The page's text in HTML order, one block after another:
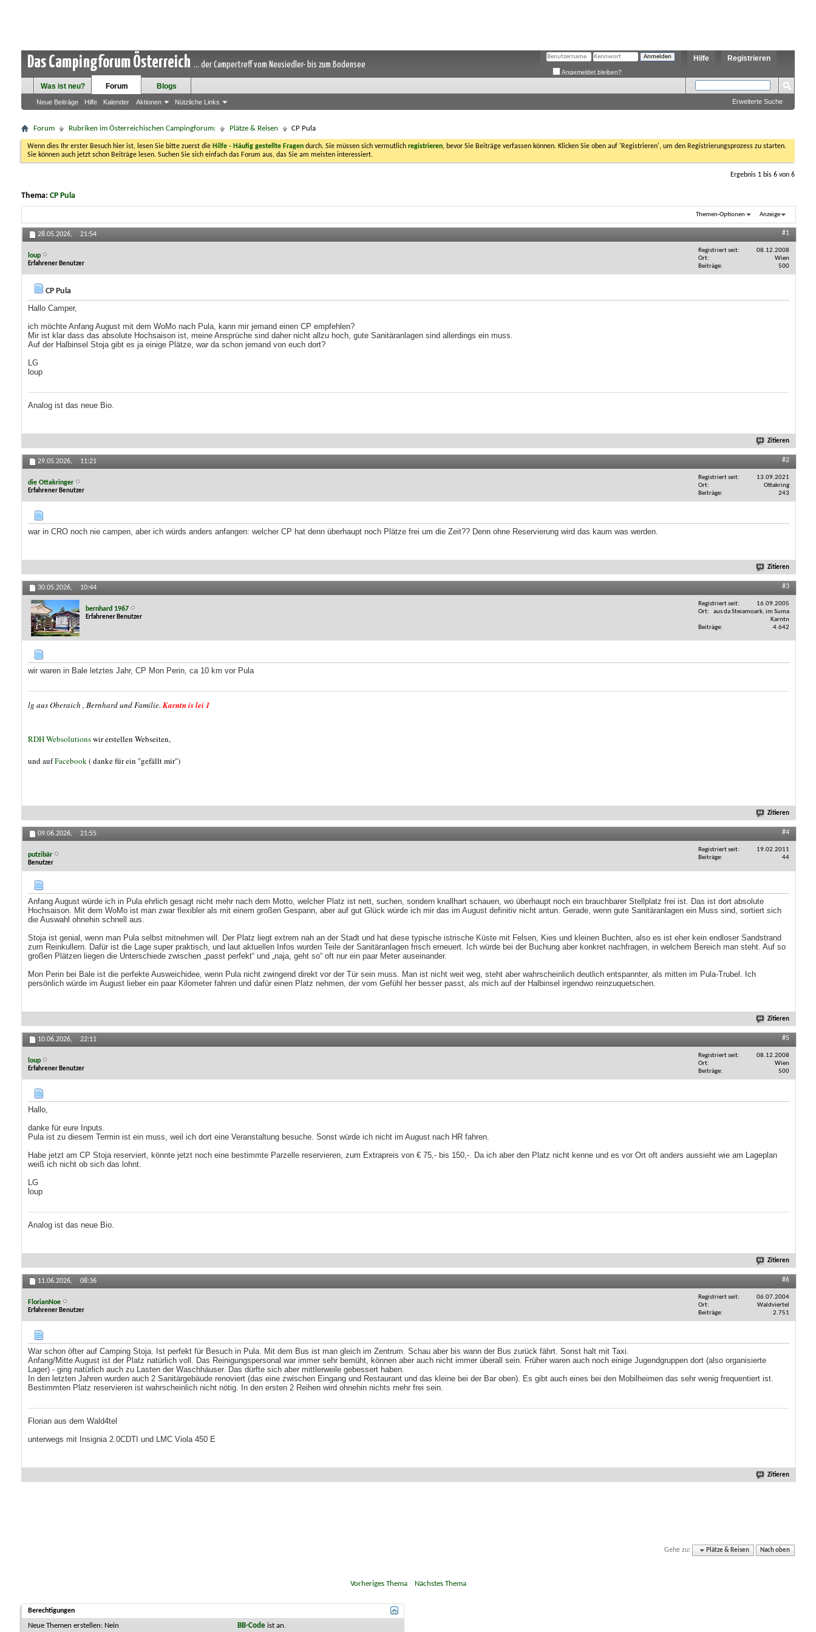
Das Campingforum Österreich ... der Campertreff vom Neusiedler- bis zum Bodensee
Registrieren
Hilfe
Angemeldet bleiben?
Was ist neu? Forum
Neue Beiträge Hilfe Kalender Aktionen Nützliche Links
Blogs
Erweiterte Suche
Forum Rubriken im Österreichischen Campingforum: Plätze & Reisen CP Pula
Wenn dies Ihr erster Besuch hier ist, lesen Sie bitte zuerst die Hilfe - Häufig gestellte Fragen durch. Sie müssen sich vermutlich registrieren, bevor Sie Beiträge verfassen können. Klicken Sie oben auf 'Registrieren', um den Registrierungsprozess zu starten.
Sie können auch jetzt schon Beiträge lesen. Suchen Sie sich einfach das Forum aus, das Sie am meisten interessiert.
Ergebnis 1 bis 6 von 6
Thema: CP Pula
Themen-Optionen Anzeige
28.05.2026, 21:54 #1
loup
Erfahrener Benutzer
Registriert seit
08.12.2008
Ort
Wien
Beiträge
500
CP Pula
Hallo Camper,
ich möchte Anfang August mit dem WoMo nach Pula, kann mir jemand einen CP empfehlen?
Mir ist klar dass das absolute Hochsaison ist, meine Ansprüche sind daher nicht allzu hoch, gute Sanitäranlagen sind allerdings ein muss.
Auf der Halbinsel Stoja gibt es ja einige Plätze, war da schon jemand von euch dort?
LG
loup
Analog ist das neue Bio.
Zitieren
29.05.2026, 11:21 #2
die Ottakringer
Erfahrener Benutzer
Registriert seit
13.09.2021
Ort
Ottakring
Beiträge
243
war in CRO noch nie campen, aber ich würds anders anfangen: welcher CP hat denn überhaupt noch Plätze frei um die Zeit?? Denn ohne Reservierung wird das kaum was werden.
Zitieren
30.05.2026, 10:44 #3
bernhard 1967
Erfahrener Benutzer
Registriert seit
16.09.2005
Ort
aus da Steiamoark, im Suma
Karntn
Beiträge
4.642
wir waren in Bale letztes Jahr, CP Mon Perin, ca 10 km vor Pula
lg aus Oberaich , Bernhard und Familie.Karntn is lei 1
RDH Websolutionswir erstellen Webseiten,
und aufFacebook( danke für ein "gefällt mir")
Zitieren
09.06.2026, 21:55 #4
putzibär
Benutzer
Registriert seit
19.02.2011
Beiträge
44
Anfang August würde ich in Pula ehrlich gesagt nicht mehr nach dem Motto, welcher Platz ist nett, suchen, sondern knallhart schauen, wo überhaupt noch ein brauchbarer Stellplatz frei ist. Das ist dort absolute
Hochsaison. Mit dem WoMo ist man zwar flexibler als mit einem großen Gespann, aber auf gut Glück würde ich mir das im August definitiv nicht antun. Gerade, wenn gute Sanitäranlagen ein Muss sind, sortiert sich
die Auswahl ohnehin schnell aus.
Stoja ist genial, wenn man Pula selbst mitnehmen will. Der Platz liegt extrem nah an der Stadt und hat diese typische istrische Küste mit Felsen, Kies und kleinen Buchten, also es ist eher kein endloser Sandstrand
zum Reinkullern. Dafür ist die Lage super praktisch, und laut aktuellen Infos wurden Teile der Sanitäranlagen frisch erneuert. Ich würde bei der Buchung aber konkret nachfragen, in welchem Bereich man steht. Auf so
großen Plätzen liegen die Unterschiede zwischen „passt perfekt“ und „naja, geht so“ oft nur ein paar Meter auseinander.
Mon Perin bei Bale ist die perfekte Ausweichidee, wenn Pula nicht zwingend direkt vor der Tür sein muss. Man ist nicht weit weg, steht aber wahrscheinlich deutlich entspannter, als mitten im Pula-Trubel. Ich
persönlich würde im August lieber ein paar Kilometer fahren und dafür einen Platz nehmen, der vom Gefühl her besser passt, als mich auf der Halbinsel irgendwo reinzuquetschen.
Zitieren
10.06.2026, 22:11 #5
loup
Erfahrener Benutzer
Registriert seit
08.12.2008
Ort
Wien
Beiträge
500
Hallo,
danke für eure Inputs.
Pula ist zu diesem Termin ist ein muss, weil ich dort eine Veranstaltung besuche. Sonst würde ich nicht im August nach HR fahren.
Habe jetzt am CP Stoja reserviert, könnte jetzt noch eine bestimmte Parzelle reservieren, zum Extrapreis von € 75,- bis 150,-. Da ich aber den Platz nicht kenne und es vor Ort oft anders aussieht wie am Lageplan
weiß ich nicht ob sich das lohnt.
LG
loup
Analog ist das neue Bio.
Zitieren
11.06.2026, 08:36 #6
FlorianNoe
Erfahrener Benutzer
Registriert seit
06.07.2004
Ort
Waldviertel
Beiträge
2.751
War schon öfter auf Camping Stoja. Ist perfekt für Besuch in Pula. Mit dem Bus ist man gleich im Zentrum. Schau aber bis wann der Bus zurück fährt. Sonst halt mit Taxi.
Anfang/Mitte August ist der Platz natürlich voll. Das Reinigungspersonal war immer sehr bemüht, können aber auch nicht immer überall sein. Früher waren auch noch einige Jugendgruppen dort (also organisierte
Lager) - ging natürlich auch zu Lasten der Waschhäuser. Das dürfte sich aber mittlerweile gebessert haben.
In den letzten Jahren wurden auch 2 Sanitärgebäude renoviert (das eine zwischen Eingang und Restaurant und das kleine bei der Bar oben). Es gibt auch eines bei den Mobilheimen das sehr wenig frequentiert ist.
Bestimmten Platz reservieren ist wahrscheinlich nicht nötig. In den ersten 2 Reihen wird ohnehin nichts mehr frei sein.
Florian aus dem Wald4tel
unterwegs mit Insignia 2.0CDTI und LMC Viola 450 E
Zitieren
Gehe zu: Plätze & Reisen Nach oben
Vorheriges Thema| Nächstes Thema
Berechtigungen
Neue Themen erstellen: Nein BB-Code ist an.